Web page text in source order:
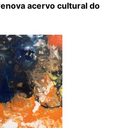
acervo cultural do